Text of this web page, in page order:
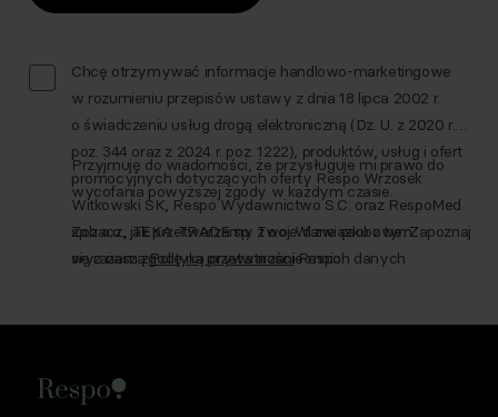
Chcę otrzymywać informacje handlowo-marketingowe
w rozumieniu przepisów ustawy z dnia 18 lipca 2002 r.
o świadczeniu usług drogą elektroniczną (Dz. U. z 2020 r.
poz. 344 oraz z 2024 r. poz. 1222), produktów, usług i ofert
promocyjnych dotyczących oferty Respo Wrzosek
Witkowski SK, Respo Wydawnictwo S.C. oraz RespoMed
sp.z o.o., TEKA TRADE sp. z o.o. W związku z tym
wyrażam zgodę na przetwarzanie moich danych
ustawy Prawo komunikacji elektronicznej z dnia 12 lipca
Przyjmuję do wiadomości, że przysługuje mi prawo do
wycofania powyższej zgody w każdym czasie.
Zobacz, jak przetwarzamy Twoje dane osobowe. Zapoznaj
się z nasząPolityką prywatnościRespo